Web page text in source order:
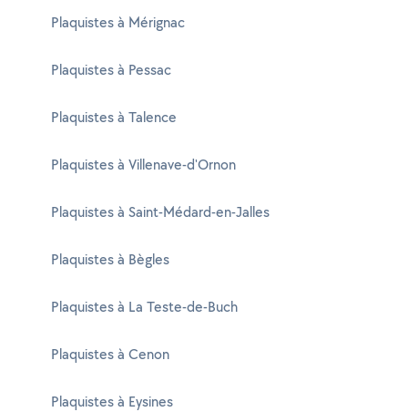
Plaquistes à Mérignac
Plaquistes à Pessac
Plaquistes à Talence
Plaquistes à Villenave-d'Ornon
Plaquistes à Saint-Médard-en-Jalles
Plaquistes à Bègles
Plaquistes à La Teste-de-Buch
Plaquistes à Cenon
Plaquistes à Eysines